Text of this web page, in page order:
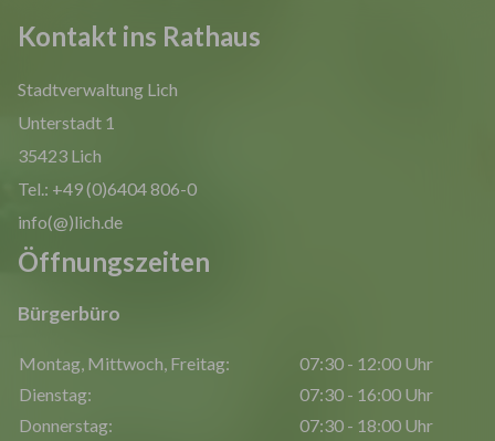
Kontakt ins Rathaus
Stadtverwaltung Lich
Unterstadt 1
35423 Lich
Tel.: +49 (0)6404 806-0
info(@)lich.de
Öffnungszeiten
Bürgerbüro
Montag, Mittwoch, Freitag:
Dienstag:
Donnerstag:
07:30 - 12:00 Uhr
07:30 - 16:00 Uhr
07:30 - 18:00 Uhr